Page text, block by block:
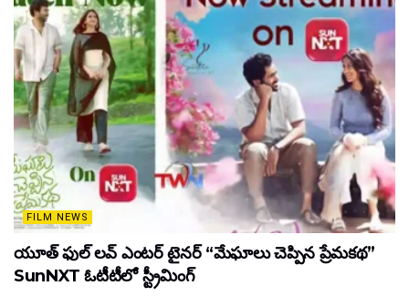
FILM NEWS
యూత్ ఫుల్ లవ్ ఎంటర్ టైనర్ “మేఘాలు చెప్పిన ప్రేమకథ”
SunNXT ఓటీటీలో స్ట్రీమింగ్